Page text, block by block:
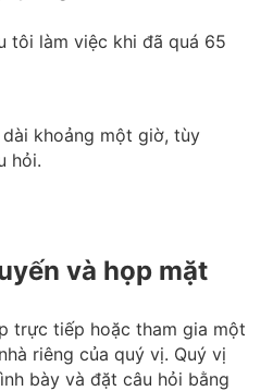
tôi làm việc khi đã quá 65
khoảng một giờ, tùy
hỏi.
và họp mặt
trực tiếp hoặc tham gia một
riêng của quý vị. Quý vị
bày và đặt câu hỏi bằng